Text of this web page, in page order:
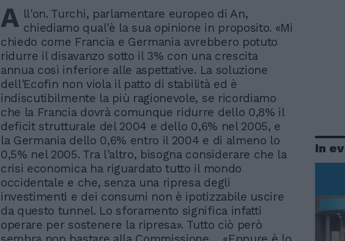
A ll'on. Turchi, parlamentare europeo di An,
chiediamo qual'è la sua opinione in proposito. «Mi
chiedo come Francia e Germania avrebbero potuto
ridurre il disavanzo sotto il 3% con una crescita
annua così inferiore alle aspettative. La soluzione
dell'Ecofin non viola il patto di stabilità ed è
indiscutibilmente la più ragionevole, se ricordiamo
che la Francia dovrà comunque ridurre dello 0,8% il
deficit strutturale del 2004 e dello 0,6% nel 2005, e
la Germania dello 0,6% entro il 2004 e di almeno lo
0,5% nel 2005. Tra l'altro, bisogna considerare che la
crisi economica ha riguardato tutto il mondo
occidentale e che, senza una ripresa degli
investimenti e dei consumi non è ipotizzabile uscire
da questo tunnel. Lo sforamento significa infatti
operare per sostenere la ripresa». Tutto ciò però
In